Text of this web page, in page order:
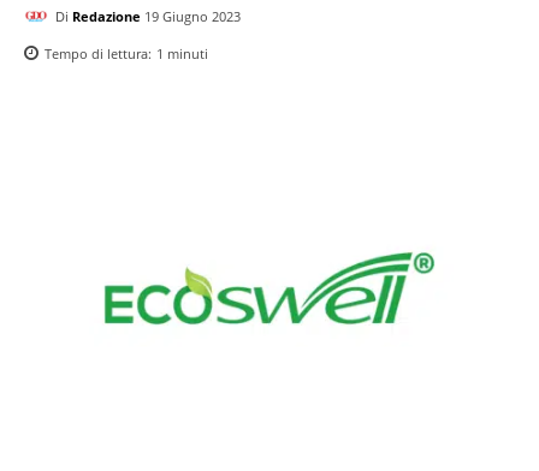
Di Redazione 19 Giugno 2023
Tempo di lettura: 1 minuti